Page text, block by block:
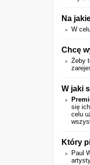
Na
W
Chcę
Żeby
W jaki
się
celu
Który
Paul